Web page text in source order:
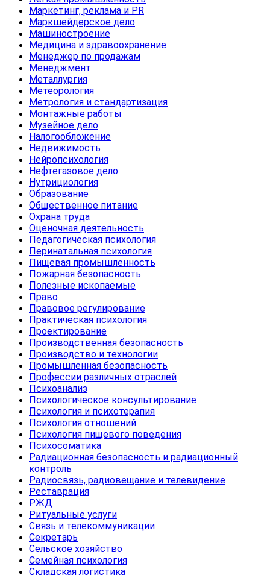
Маркетинг, реклама и PR
Маркшейдерское дело
Машиностроение
Медицина и здравоохранение
Менеджер по продажам
Менеджмент
Металлургия
Метеорология
Метрология и стандартизация
Монтажные работы
Музейное дело
Налогообложение
Недвижимость
Нейропсихология
Нефтегазовое дело
Нутрициология
Образование
Общественное питание
Охрана труда
Оценочная деятельность
Педагогическая психология
Перинатальная психология
Пищевая промышленность
Пожарная безопасность
Полезные ископаемые
Право
Правовое регулирование
Практическая психология
Проектирование
Производственная безопасность
Производство и технологии
Промышленная безопасность
Профессии различных отраслей
Психоанализ
Психологическое консультирование
Психология и психотерапия
Психология отношений
Психология пищевого поведения
Психосоматика
Радиационная безопасность и радиационный
контроль
Радиосвязь, радиовещание и телевидение
Реставрация
РЖД
Ритуальные услуги
Связь и телекоммуникации
Секретарь
Сельское хозяйство
Семейная психология
Складская логистика